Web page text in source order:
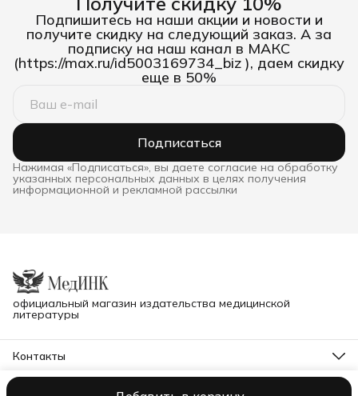
Подпишитесь на наши акции и новости и
получите скидку на следующий заказ. А за
подписку на наш канал в МАКС
(https://max.ru/id5003169734_biz ), даем скидку
еще в 50%
Подписаться
Нажимая «Подписаться», вы даете согласие на обработку
указанных персональных данных в целях получения
информационной и рекламной рассылки
официальный магазин издательства медицинской
литературы
Контакты
Телефон